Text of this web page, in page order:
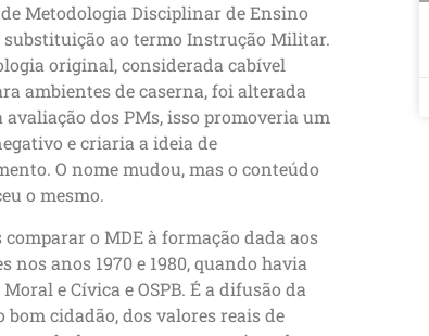
Metodologia Disciplinar de Ensino
substituição ao termo Instrução Militar.
original, considerada cabível
ambientes de caserna, foi alterada
avaliação dos PMs, isso promoveria um
e criaria a ideia de
O nome mudou, mas o conteúdo
o mesmo.
comparar o MDE à formação dada aos
nos anos 1970 e 1980, quando havia
e Cívica e OSPB. É a difusão da
bom cidadão, dos valores reais de